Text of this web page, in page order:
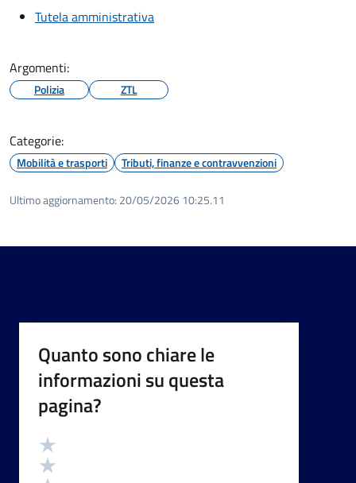
Tutela amministrativa
Argomenti:
Polizia ZTL
Categorie:
Mobilità e trasporti Tributi, finanze e contravvenzioni
Ultimo aggiornamento: 20/05/2026 10:25.11
Quanto sono chiare le
informazioni su questa
pagina?
Valutazione